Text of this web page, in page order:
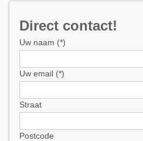
Direct contact!
Uw naam (*)
Uw email (*)
Straat
Postcode